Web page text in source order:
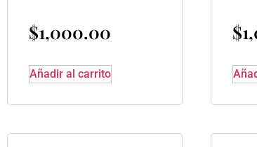
$1,000.00
Añadir al carrito
$